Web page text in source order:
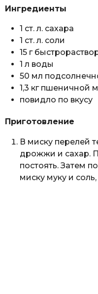
Ингредиенты
1 ст. л. сахара
1 ст. л. соли
15 г
1 л воды
50 мл
1,3 кг пшеничной
повидло по вкусу
Приготовление
В миску перелей
дрожжи и сахар.
постоять. Затем
миску муку и